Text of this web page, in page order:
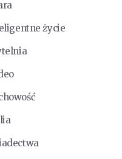
życie